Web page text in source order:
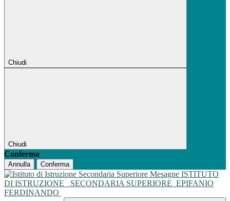
Chiudi
Chiudi
Conferma
Annulla Conferma
ISTITUTO
DI ISTRUZIONE
SECONDARIA SUPERIORE EPIFANIO
FERDINANDO